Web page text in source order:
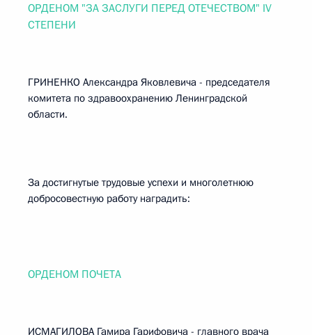
ОРДЕНОМ "ЗА ЗАСЛУГИ ПЕРЕД ОТЕЧЕСТВОМ" IV
СТЕПЕНИ
ГРИНЕНКО Александра Яковлевича - председателя
комитета по здравоохранению Ленинградской
области.
За достигнутые трудовые успехи и многолетнюю
добросовестную работу наградить:
ОРДЕНОМ ПОЧЕТА
ИСМАГИЛОВА Гамира Гарифовича - главного врача